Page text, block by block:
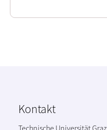
Kontakt
Technische Universität Graz